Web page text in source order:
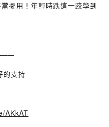
挪用！年輕時跌這一跤學到
的支持
AKkAT